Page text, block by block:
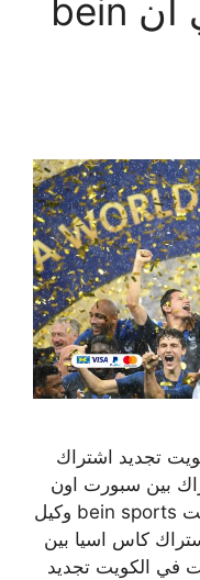
تجديد اشتراك بي ان bein
تجديد اشتراك
بين سبورت اون
لاين وكيل بي ان سبورت في الكويت bein sports وكيل
كاس اسيا بين
في الكويت تجديد